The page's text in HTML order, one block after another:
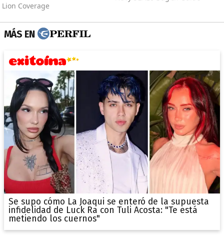
MÁS EN
Se supo cómo La Joaqui se enteró de la supuesta
infidelidad de Luck Ra con Tuli Acosta: "Te está
metiendo los cuernos"